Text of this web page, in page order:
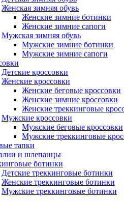
Женская зимняя обувь
Женские зимние ботинки
Женские зимние сапоги
Мужская зимняя обувь
Мужские зимние ботинки
Мужские зимние сапоги
Детские кроссовки
Женские кроссовки
Женские беговые кроссовки
Женские зимние кроссовки
Женские треккинговые
Мужские кроссовки
Мужские беговые кроссовки
Мужские треккинговые
тапки
и шлепанцы
ботинки
Детские треккинговые ботинки
Женские треккинговые ботинки
Мужские треккинговые ботинки